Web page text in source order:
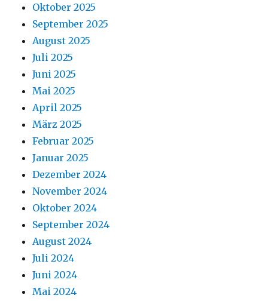
Oktober 2025
September 2025
August 2025
Juli 2025
Juni 2025
Mai 2025
April 2025
März 2025
Februar 2025
Januar 2025
Dezember 2024
November 2024
Oktober 2024
September 2024
August 2024
Juli 2024
Juni 2024
Mai 2024